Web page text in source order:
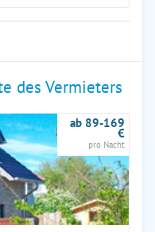
des Vermieters
ab 89-169
€
pro Nacht